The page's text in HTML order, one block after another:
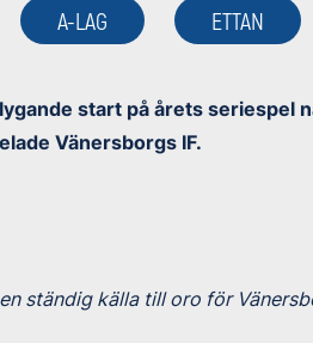
A-LAG ETTAN
start på årets seriespel
Vänersborgs IF.
ständig källa till oro för